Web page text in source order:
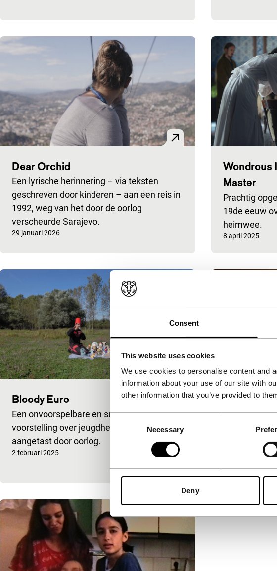
Consent
This website uses cookies
We use cookies to personalise content and
information about your use of our site with
other information that you’ve provided to
Consent
Selection
Necessary
Deny
Dear Orchid
Een lyrische herinnering – via teksten
geschreven door kinderen – aan een reis in
1992, weg van het door de oorlog
verscheurde Sarajevo.
Gepubliceerd op:
29 januari 2026
Wondrous
Master
Prachtig
19de eeuw
heimwee.
Gepubliceerd
8 april 2025
Bloody Euro
Een onvoorspelbare en surrealistische
voorstelling over jeugdherinneringen
aangetast door oorlog.
Gepubliceerd op:
2 februari 2025
Upon
Een
onder het
haar
de eindjes
Gepubliceerd